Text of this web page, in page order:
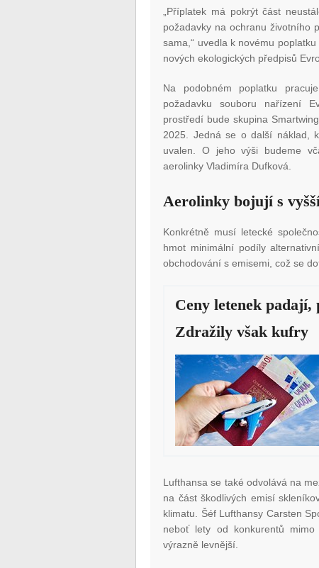
„Příplatek má pokrýt část
požadavky na ochranu životního
sama,“ uvedla k novému
nových ekologických předpisů
Na podobném poplatku
požadavku souboru nařízení
prostředí bude skupina
2025. Jedná se o další náklad,
uvalen. O jeho výši budeme
aerolinky Vladimíra Dufková.
Aerolinky bojují s
Konkrétně musí letecké
hmot minimální podíly
obchodování s emisemi, což se
Ceny letenek
Zdražily však kufry
Lufthansa se také odvolává na
na část škodlivých emisí
klimatu. Šéf Lufthansy Carsten
neboť lety od konkurentů
výrazně levnější.